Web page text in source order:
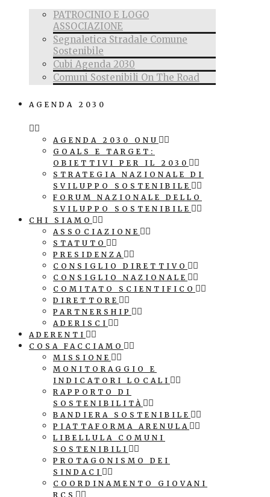
PATROCINIO E LOGO
ASSOCIAZIONE
Segnaletica Stradale Comune
Sostenibile
Cubi Agenda 2030
Comuni Sostenibili On The Road
AGENDA 2030
AGENDA 2030 ONU
GOALS E TARGET:
OBIETTIVI PER IL 2030
STRATEGIA NAZIONALE DI
SVILUPPO SOSTENIBILE
FORUM NAZIONALE DELLO
SVILUPPO SOSTENIBILE
CHI SIAMO
ASSOCIAZIONE
STATUTO
PRESIDENZA
CONSIGLIO DIRETTIVO
CONSIGLIO NAZIONALE
COMITATO SCIENTIFICO
DIRETTORE
PARTNERSHIP
ADERISCI
ADERENTI
COSA FACCIAMO
MISSIONE
MONITORAGGIO E
INDICATORI LOCALI
RAPPORTO DI
SOSTENIBILITÀ
BANDIERA SOSTENIBILE
PIATTAFORMA ARENULA
LIBELLULA COMUNI
SOSTENIBILI
PROTAGONISMO DEI
SINDACI
COORDINAMENTO GIOVANI
RCS